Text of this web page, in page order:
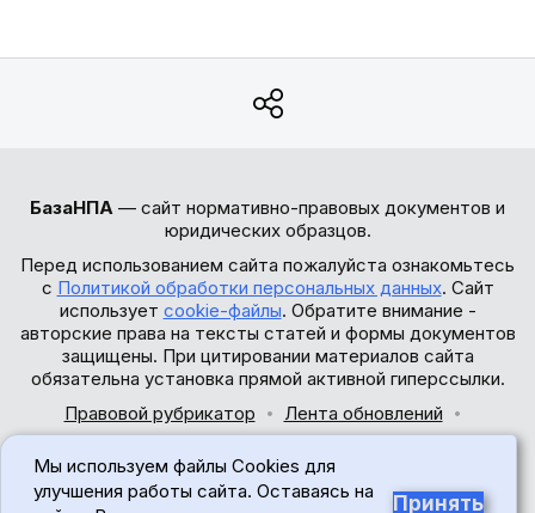
БазаНПА — сайт нормативно-правовых документов и
юридических образцов.
Перед использованием сайта пожалуйста ознакомьтесь
с Политикой обработки персональных данных. Сайт
использует cookie-файлы. Обратите внимание -
авторские права на тексты статей и формы документов
защищены. При цитировании материалов сайта
обязательна установка прямой активной гиперссылки.
Правовой рубрикатор
Лента обновлений
© 2017-2026
Мы используем файлы Cookies для
улучшения работы сайта. Оставаясь на
Принять